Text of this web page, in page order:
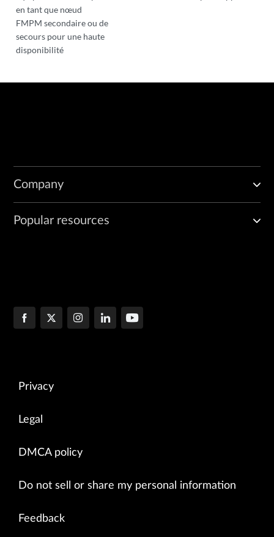
en tant que nœud
FMPM secondaire ou de
secours pour une haute
disponibilité
Company
Popular resources
Privacy
Legal
DMCA policy
Do not sell or share my personal information
Feedback